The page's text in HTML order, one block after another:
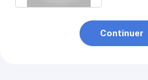
Continuer